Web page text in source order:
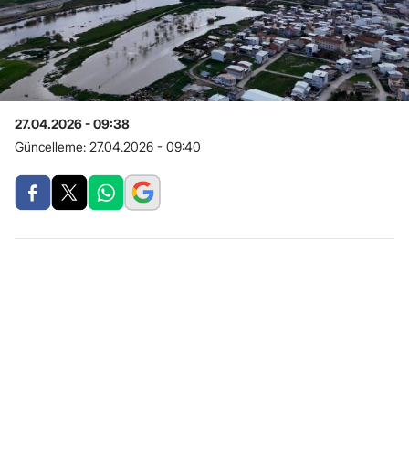
27.04.2026 - 09:38
Güncelleme: 27.04.2026 - 09:40